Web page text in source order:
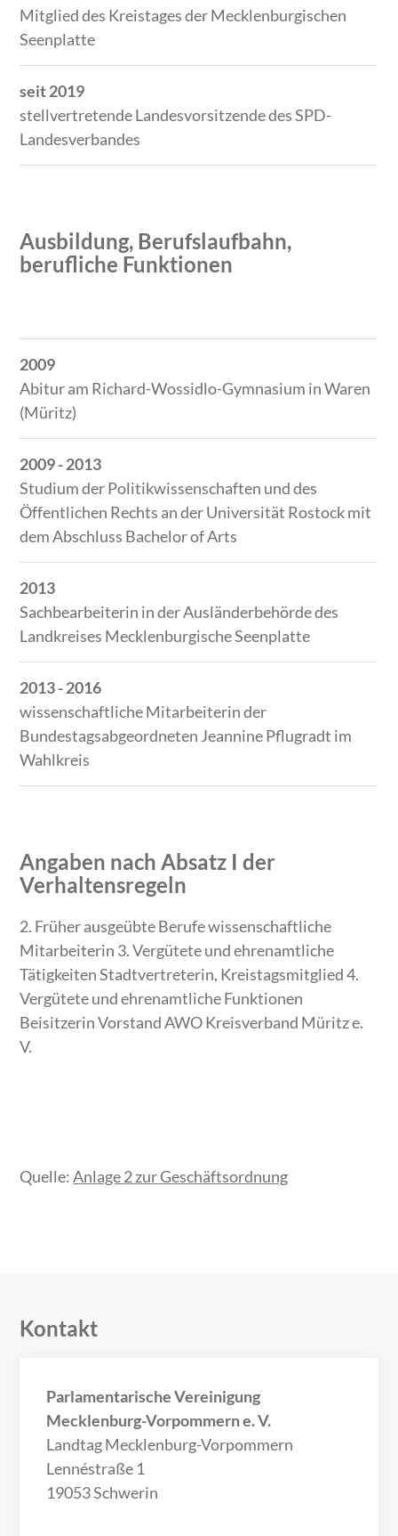
Mitglied des Kreistages der Mecklenburgischen
Seenplatte
seit 2019
stellvertretende Landesvorsitzende des SPD-
Landesverbandes
Ausbildung, Berufslaufbahn,
berufliche Funktionen
Zeitraum
Tätigkeit
2009
Abitur am Richard-Wossidlo-Gymnasium in Waren
(Müritz)
2009 - 2013
Studium der Politikwissenschaften und des
Öffentlichen Rechts an der Universität Rostock mit
dem Abschluss Bachelor of Arts
2013
Sachbearbeiterin in der Ausländerbehörde des
Landkreises Mecklenburgische Seenplatte
2013 - 2016
wissenschaftliche Mitarbeiterin der
Bundestagsabgeordneten Jeannine Pflugradt im
Wahlkreis
Angaben nach Absatz I der
Verhaltensregeln
2. Früher ausgeübte Berufe wissenschaftliche
Mitarbeiterin 3. Vergütete und ehrenamtliche
Tätigkeiten Stadtvertreterin, Kreistagsmitglied 4.
Vergütete und ehrenamtliche Funktionen
Beisitzerin Vorstand AWO Kreisverband Müritz e.
V.
Quelle:Anlage 2 zur Geschäftsordnung
Kontakt
Parlamentarische Vereinigung
Mecklenburg-Vorpommern e. V.
Landtag Mecklenburg-Vorpommern
Lennéstraße 1
19053 Schwerin